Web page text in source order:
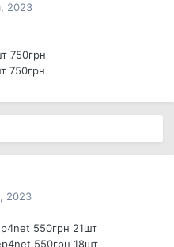
2023
750грн
750грн
2023
550грн 21шт
550грн 18шт